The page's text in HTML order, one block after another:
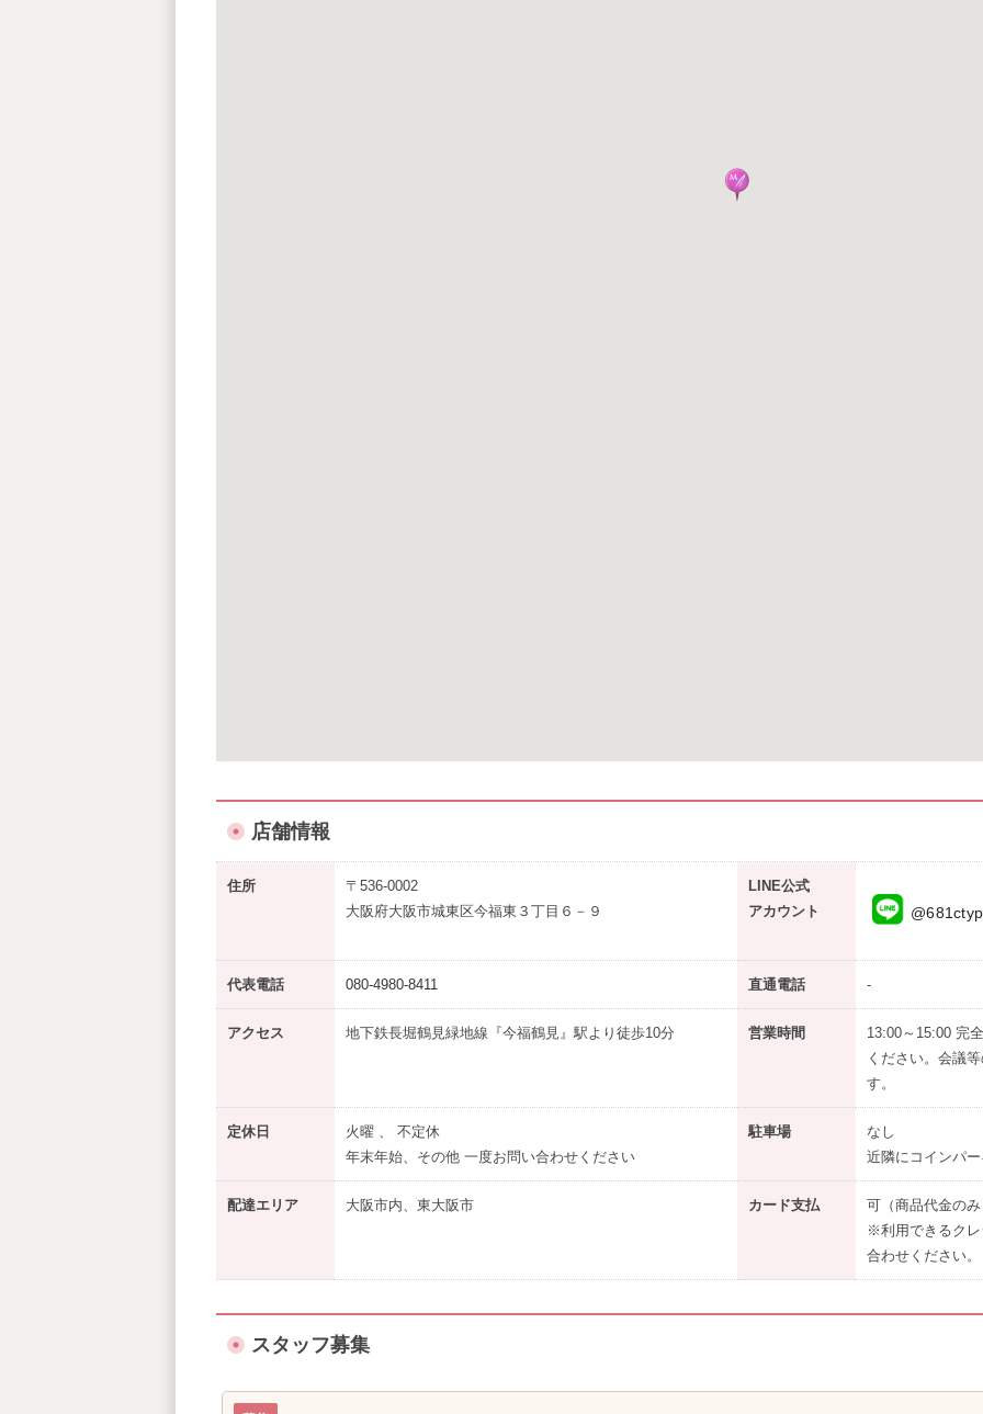
店舗情報
住所
〒536-0002
大阪府大阪市城東区今福東３丁目６－９
LINE公式
アカウント
代表電話 080-4980-8411 直通電話 -
アクセス 地下鉄長堀鶴見緑地線『今福鶴見』駅より徒歩10分 営業時間
13:00～15:00 完
ください。会議
す。
定休日
火曜 、 不定休
年末年始、その他 一度お問い合わせください
駐車場
なし
近隣にコインパ
配達エリア 大阪市内、東大阪市 カード支払
可（商品代金の
※利用できるクレ
合わせください。
スタッフ募集